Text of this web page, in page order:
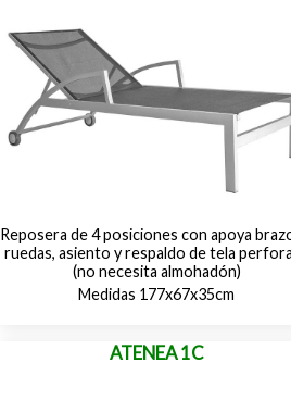
Reposera de 4 posiciones con apoya
ruedas, asiento y respaldo de tela
(no necesita almohadón)
Medidas 177x67x35cm
ATENEA 1C